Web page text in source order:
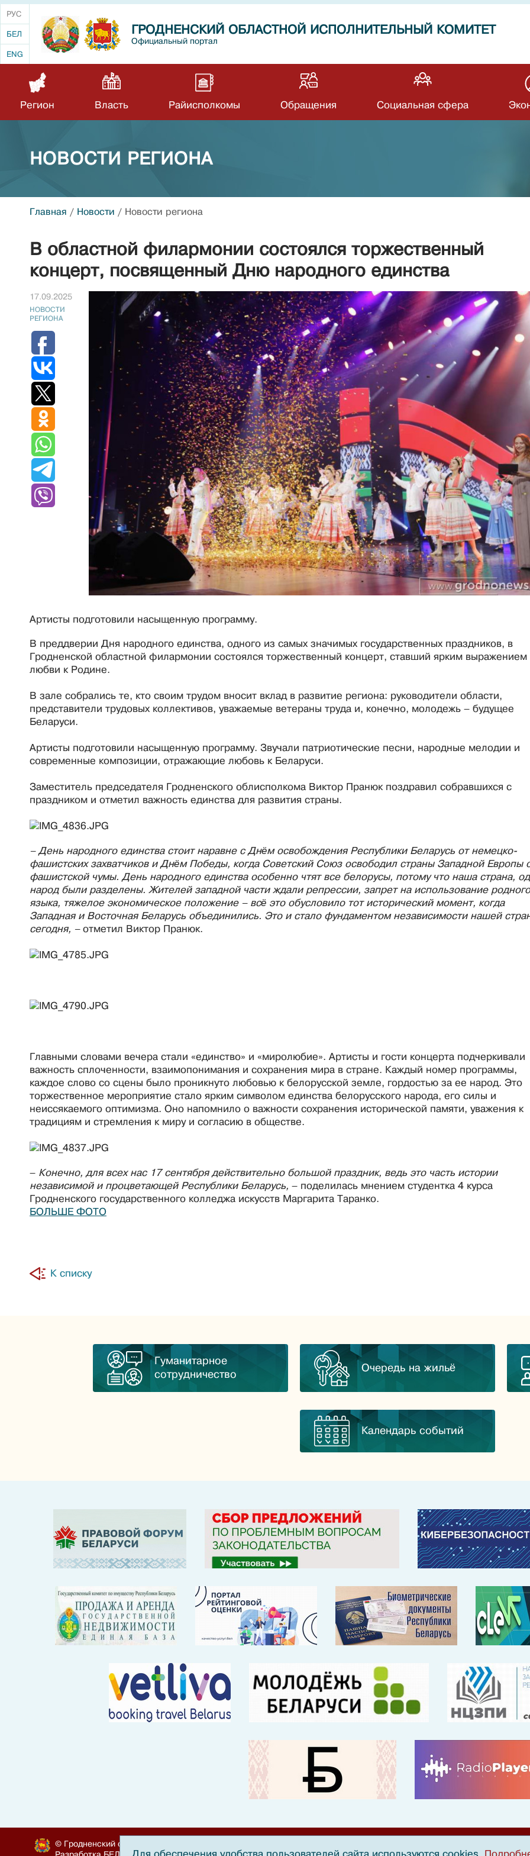
РУС
БЕЛ
ENG
ГРОДНЕНСКИЙ ОБЛАСТНОЙ ИСПОЛНИТЕЛЬНЫЙ КОМИТЕТ
Официальный портал
Регион Власть Райисполкомы Обращения Социальная сфера
НОВОСТИ РЕГИОНА
Главная / Новости / Новости региона
В областной филармонии состоялся торжественный
концерт, посвященный Дню народного единства
17.09.2025
НОВОСТИ
РЕГИОНА
Артисты подготовили насыщенную программу.
В преддверии Дня народного единства, одного из самых значимых государственных праздников, в
Гродненской областной филармонии состоялся торжественный концерт, ставший ярким выражением
любви к Родине.
В зале собрались те, кто своим трудом вносит вклад в развитие региона: руководители области,
представители трудовых коллективов, уважаемые ветераны труда и, конечно, молодежь – будущее
Беларуси.
Артисты подготовили насыщенную программу. Звучали патриотические песни, народные мелодии и
современные композиции, отражающие любовь к Беларуси.
Заместитель председателя Гродненского облисполкома Виктор Пранюк поздравил собравшихся с
праздником и отметил важность единства для развития страны.
– День народного единства стоит наравне с Днём освобождения Республики Беларусь от немецко-
фашистских захватчиков и Днём Победы, когда Советский Союз освободил страны Западной Европы
фашистской чумы. День народного единства особенно чтят все белорусы, потому что наша страна,
народ были разделены. Жителей западной части ждали репрессии, запрет на использование родного
языка, тяжелое экономическое положение – всё это обусловило тот исторический момент, когда
Западная и Восточная Беларусь объединились. Это и стало фундаментом независимости нашей
сегодня, –отметил Виктор Пранюк.
Главными словами вечера стали «единство» и «миролюбие». Артисты и гости концерта подчеркивали
важность сплоченности, взаимопонимания и сохранения мира в стране. Каждый номер программы,
каждое слово со сцены было проникнуто любовью к белорусской земле, гордостью за ее народ. Это
торжественное мероприятие стало ярким символом единства белорусского народа, его силы и
неиссякаемого оптимизма. Оно напомнило о важности сохранения исторической памяти, уважения к
традициям и стремления к миру и согласию в обществе.
– Конечно, для всех нас 17 сентября действительно большой праздник, ведь это часть истории
независимой и процветающей Республики Беларусь, – поделилась мнением студентка 4 курса
Гродненского государственного колледжа искусств Маргарита Таранко.
БОЛЬШЕ ФОТО
К списку
Гуманитарное
сотрудничество
Очередь на жильё
Календарь событий
© Гродненский облисполком, 2010-2024